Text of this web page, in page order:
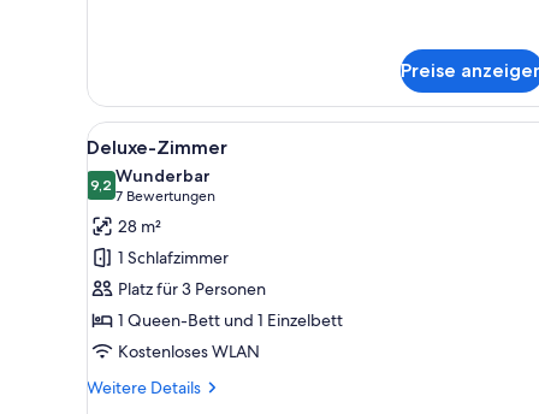
Preise
Alle
Fotos
für
Deluxe-
Zimmer
anzeigen
Ein modernes Hotelzimmer
4
Deluxe-Zimmer
9,29,2 von 10
Wunderbar
7 Bewertungen
(7
Bewertungen)
28 m²
1 Schlafzimmer
Platz für 3 Personen
1 Queen-Bett und 1 Einzelbett
Kostenloses WLAN
Weitere Details
Weitere